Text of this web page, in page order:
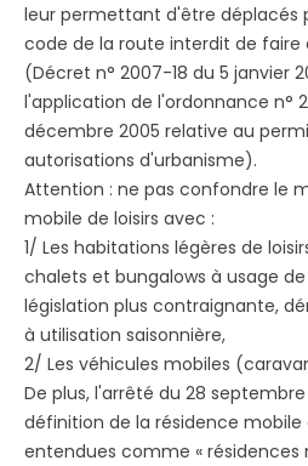
leur permettant d'être déplacés
code de la route interdit de faire
(Décret n° 2007-18 du 5 janvier
l'application de l'ordonnance n°
décembre 2005 relative au
autorisations d'urbanisme).
Attention : ne pas confondre le
mobile de loisirs avec :
1/ Les habitations légères de
chalets et bungalows à usage de
législation plus contraignante,
à utilisation saisonnière,
2/ Les véhicules mobiles
De plus, l'arrêté du 28
définition de la résidence
entendues comme « résidences